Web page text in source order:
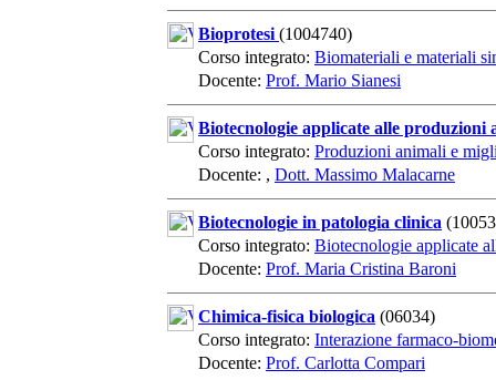
Bioprotesi (1004740)
Corso integrato: Biomateriali e materiali
Docente: Prof. Mario Sianesi
Biotecnologie applicate alle produzioni
Corso integrato: Produzioni animali e
Docente: , Dott. Massimo Malacarne
Biotecnologie in patologia clinica
Corso integrato: Biotecnologie applicate
Docente: Prof. Maria Cristina Baroni
Chimica-fisica biologica (06034)
Corso integrato: Interazione farmaco-
Docente: Prof. Carlotta Compari